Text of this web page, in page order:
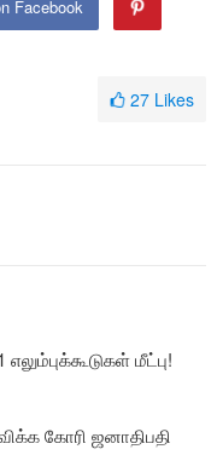
Facebook
27 Likes
மீட்பு!
கோரி ஜனாதிபதி